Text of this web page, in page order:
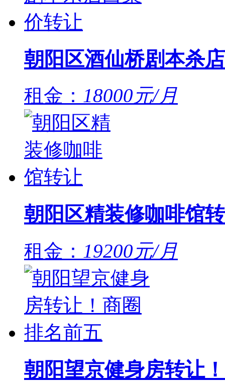
朝阳区酒仙桥剧本杀
租金： 18000元/月
朝阳区精装修咖啡馆
租金： 19200元/月
朝阳望京健身房转让